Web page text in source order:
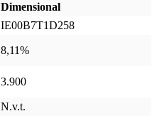
Dimensional
IE00B7T1D258
8,11%
3.900
N.v.t.